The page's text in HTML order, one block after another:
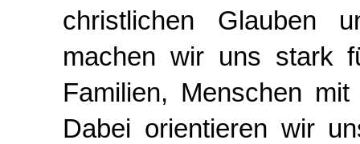
christlichen Glauben
machen wir uns stark
Familien, Menschen
Dabei orientieren wir